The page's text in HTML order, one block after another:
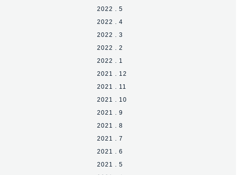
2022 . 5
2022 . 4
2022 . 3
2022 . 2
2022 . 1
2021 . 12
2021 . 11
2021 . 10
2021 . 9
2021 . 8
2021 . 7
2021 . 6
2021 . 5